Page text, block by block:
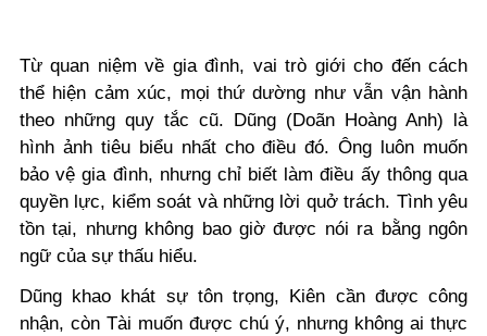
Từ quan niệm về gia đình, vai trò giới cho đến cách
thể hiện cảm xúc, mọi thứ dường như vẫn vận hành
theo những quy tắc cũ. Dũng (Doãn Hoàng Anh) là
hình ảnh tiêu biểu nhất cho điều đó. Ông luôn muốn
bảo vệ gia đình, nhưng chỉ biết làm điều ấy thông qua
quyền lực, kiểm soát và những lời quở trách. Tình yêu
tồn tại, nhưng không bao giờ được nói ra bằng ngôn
ngữ của sự thấu hiểu.
Dũng khao khát sự tôn trọng, Kiên cần được công
nhận, còn Tài muốn được chú ý, nhưng không ai thực